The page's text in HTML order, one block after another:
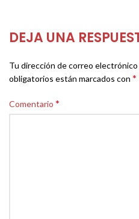
DEJA UNA
Tu dirección de correo electrónico
obligatorios están marcados con *
Comentario *